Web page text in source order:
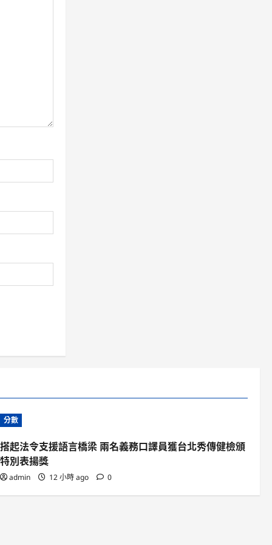
分數
搭起法令支援語言橋梁 兩名義務口譯員獲台北秀傳健檢頒
特別表揚獎
admin 12 小時 ago 0